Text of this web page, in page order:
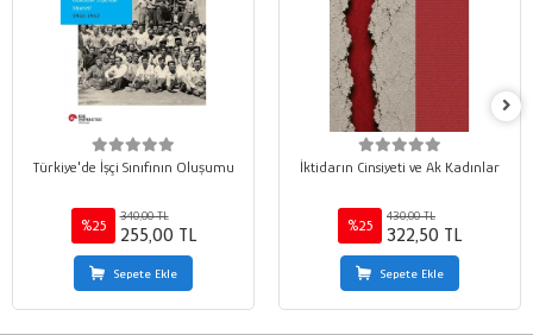
Türkiye'de İşçi Sınıfının Oluşumu
%25
340,00 TL
255,00 TL
Sepete Ekle
İktidarın Cinsiyeti ve Ak Kadınlar
%25
430,00 TL
322,50 TL
Sepete Ekle